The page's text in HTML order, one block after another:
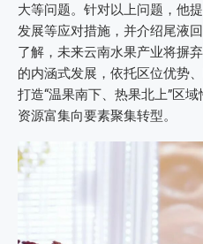
大等问题。针对以上问题，他
发展等应对措施，并介绍尾液
了解，未来云南水果产业将摒
的内涵式发展，依托区位优势
打造“温果南下、热果北上”区
资源富集向要素聚集转型。